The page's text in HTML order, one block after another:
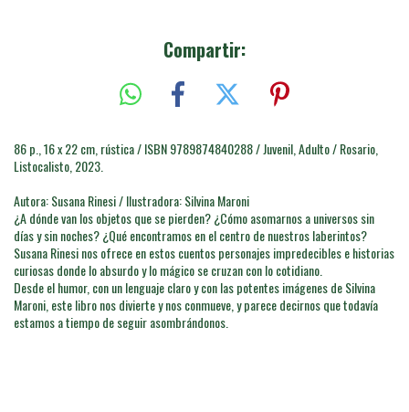
Compartir:
86 p., 16 x 22 cm, rústica / ISBN 9789874840288 / Juvenil, Adulto / Rosario,
Listocalisto, 2023.
Autora: Susana Rinesi / Ilustradora: Silvina Maroni
¿A dónde van los objetos que se pierden? ¿Cómo asomarnos a universos sin
días y sin noches? ¿Qué encontramos en el centro de nuestros laberintos?
Susana Rinesi nos ofrece en estos cuentos personajes impredecibles e historias
curiosas donde lo absurdo y lo mágico se cruzan con lo cotidiano.
Desde el humor, con un lenguaje claro y con las potentes imágenes de Silvina
Maroni, este libro nos divierte y nos conmueve, y parece decirnos que todavía
estamos a tiempo de seguir asombrándonos.